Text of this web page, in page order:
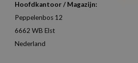
Hoofdkantoor / Magazijn:
Peppelenbos 12
6662 WB Elst
Nederland